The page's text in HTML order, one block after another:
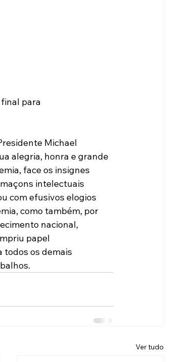
para
Michael
alegria, honra e grande
face os insignes
intelectuais
com efusivos elogios
como também, por
nacional,
papel
todos os demais
Ver tudo